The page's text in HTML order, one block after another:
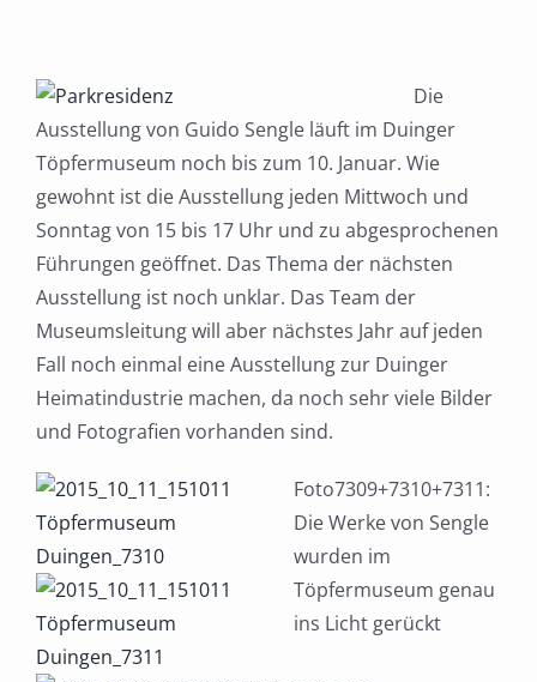
Die
Ausstellung von Guido Sengle läuft im Duinger
Töpfermuseum noch bis zum 10. Januar. Wie
gewohnt ist die Ausstellung jeden Mittwoch und
Sonntag von 15 bis 17 Uhr und zu abgesprochenen
Führungen geöffnet. Das Thema der nächsten
Ausstellung ist noch unklar. Das Team der
Museumsleitung will aber nächstes Jahr auf jeden
Fall noch einmal eine Ausstellung zur Duinger
Heimatindustrie machen, da noch sehr viele Bilder
und Fotografien vorhanden sind.
Foto7309+7310+7311:
Die Werke von Sengle
wurden im
Töpfermuseum genau
ins Licht gerückt